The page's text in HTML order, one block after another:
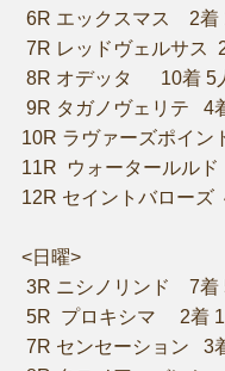
6R エックスマス 2着
7R レッドヴェルサス
8R オデッタ 10着 5
9R タガノヴェリテ 4
10R ラヴァーズポイン
11R ウォータールル
12R セイントバローズ
<日曜>
3R ニシノリンド 7着
5R プロキシマ 2着 1
7R センセーション 3